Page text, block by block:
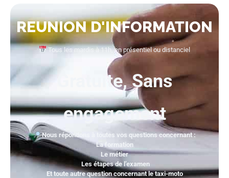
REUNION D'INFORMATION
Tous les mardis à 11h, en présentiel ou distanciel
Gratuite, Sans
engagement
Nous répondons à toutes vos questions concernant :
La formation
Le métier
Les étapes de l’examen
Et toute autre question concernant le taxi-moto